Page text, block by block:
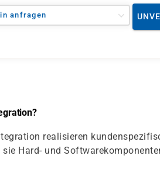
anfragen
realisieren
Hard- und